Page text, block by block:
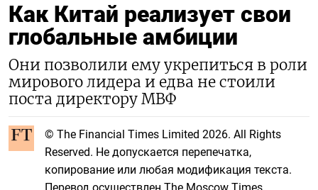
Как Китай реализует свои
глобальные амбиции
Они позволили ему укрепиться в роли
мирового лидера и едва не стоили
поста директору МВФ
© The Financial Times Limited 2026. All Rights
Reserved. Не допускается перепечатка,
копирование или любая модификация текста.